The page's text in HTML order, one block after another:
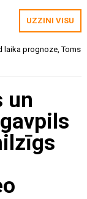
UZZINI VISU
laika prognoze,Toms
un